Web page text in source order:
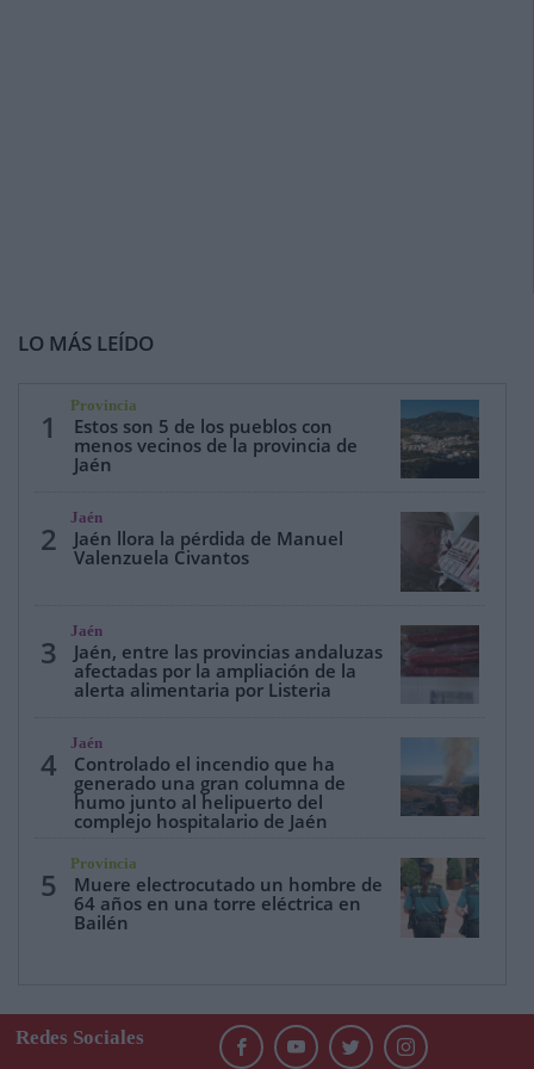
LO MÁS LEÍDO
1
Provincia
Estos son 5 de los pueblos con
menos vecinos de la provincia de
Jaén
2
Jaén
Jaén llora la pérdida de Manuel
Valenzuela Civantos
3
Jaén
Jaén, entre las provincias andaluzas
afectadas por la ampliación de la
alerta alimentaria por Listeria
4
Jaén
Controlado el incendio que ha
generado una gran columna de
humo junto al helipuerto del
complejo hospitalario de Jaén
5
Provincia
Muere electrocutado un hombre de
64 años en una torre eléctrica en
Bailén
Redes Sociales